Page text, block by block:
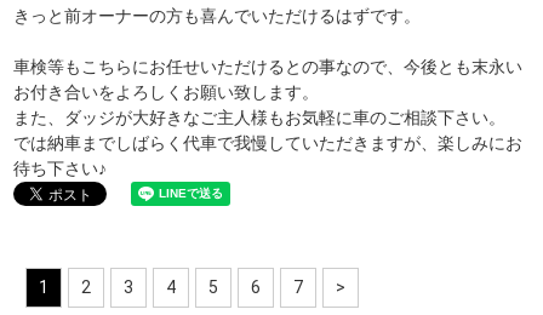
きっと前オーナーの方も喜んでいただけるはずです。
車検等もこちらにお任せいただけるとの事なので、今後とも末永い
お付き合いをよろしくお願い致します。
また、ダッジが大好きなご主人様もお気軽に車のご相談下さい。
では納車までしばらく代車で我慢していただきますが、楽しみにお
待ち下さい♪
1 2 3 4 5 6 7 >